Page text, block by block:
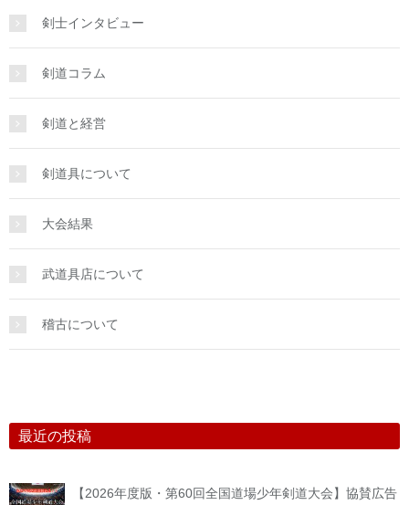
剣士インタビュー
剣道コラム
剣道と経営
剣道具について
大会結果
武道具店について
稽古について
最近の投稿
【2026年度版・第60回全国道場少年剣道大会】協賛広告